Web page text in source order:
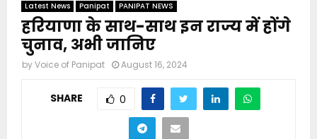
Latest News
Panipat PANIPAT NEWS
हरियाणा के साथ-साथ इन राज्य में होंगे
चुनाव, अभी जानिए
byVoice of Panipat August 16, 2024
SHARE 0